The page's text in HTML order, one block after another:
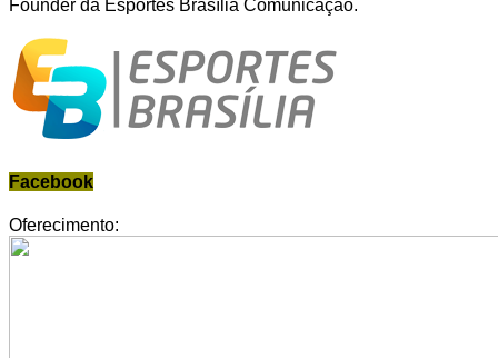
Founder da Esportes Brasília Comunicação.
Facebook
Oferecimento: